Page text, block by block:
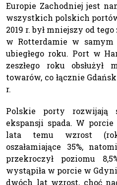
Europie Zachodniej jest
wszystkich polskich
2019 r. był mniejszy od
w Rotterdamie w
ubiegłego roku. Port w
zeszłego roku
towarów, co łącznie
r.
Polskie porty rozwijają
ekspansji spada. W
lata temu wzrost
oszałamiające 35%,
przekroczył poziomu
wystąpiła w porcie w
dwóch lat wzrost, choć